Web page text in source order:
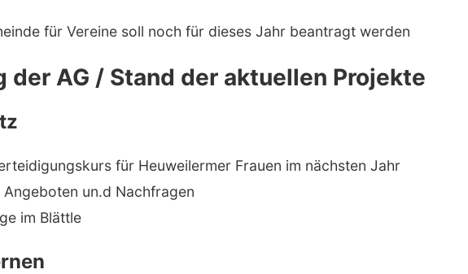
für Vereine soll noch für dieses Jahr beantragt werden
der AG / Stand der aktuellen Projekte
für Heuweilermer Frauen im nächsten Jahr
Angeboten un.d Nachfragen
im Blättle